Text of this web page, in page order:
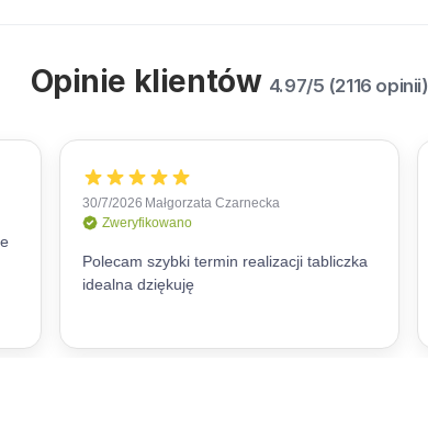
Opinie klientów 4.97/5 (2116 opinii)